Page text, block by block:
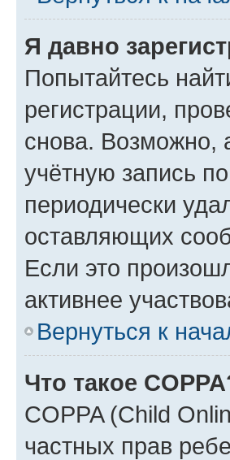
Я давно
Попытайтесь
регистрации,
снова. Возможно,
учётную запись
периодически
оставляющих
Если это
активнее
Вернуться к
Что такое
COPPA (Child
частных прав